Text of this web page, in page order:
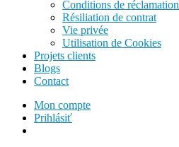
Conditions de réclamation
Résiliation de contrat
Vie privée
Utilisation de Cookies
Projets clients
Blogs
Contact
Mon compte
Prihlásiť